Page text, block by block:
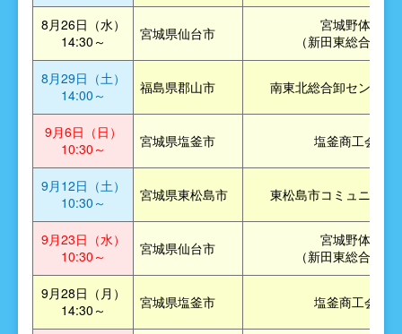
8月26日（水）
14:30～
宮城県仙台市
宮城野体育館
（新田東総合運動
8月29日（土）
14:00～
福島県郡山市 南東北総合卸センター
9月6日（日）
10:30～
宮城県塩釜市 塩釜商工会議所
9月12日（土）
10:30～
宮城県東松島市 東松島市コミュニティ
9月23日（水）
10:30～
宮城県仙台市
宮城野体育館
（新田東総合運動
9月28日（月）
14:30～
宮城県塩釜市 塩釜商工会議所